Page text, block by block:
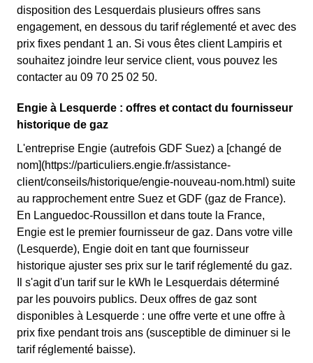
disposition des Lesquerdais plusieurs offres sans
engagement, en dessous du tarif réglementé et avec des
prix fixes pendant 1 an. Si vous êtes client Lampiris et
souhaitez joindre leur service client, vous pouvez les
contacter au 09 70 25 02 50.
Engie à Lesquerde : offres et contact du fournisseur
historique de gaz
L'entreprise Engie (autrefois GDF Suez) a [changé de
nom](https://particuliers.engie.fr/assistance-
client/conseils/historique/engie-nouveau-nom.html) suite
au rapprochement entre Suez et GDF (gaz de France).
En Languedoc-Roussillon et dans toute la France,
Engie est le premier fournisseur de gaz. Dans votre ville
(Lesquerde), Engie doit en tant que fournisseur
historique ajuster ses prix sur le tarif réglementé du gaz.
Il s'agit d'un tarif sur le kWh le Lesquerdais déterminé
par les pouvoirs publics. Deux offres de gaz sont
disponibles à Lesquerde : une offre verte et une offre à
prix fixe pendant trois ans (susceptible de diminuer si le
tarif réglementé baisse).